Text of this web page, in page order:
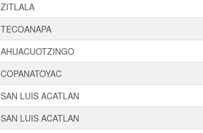
ZITLALA
TECOANAPA
AHUACUOTZINGO
COPANATOYAC
SAN LUIS ACATLAN
SAN LUIS ACATLAN